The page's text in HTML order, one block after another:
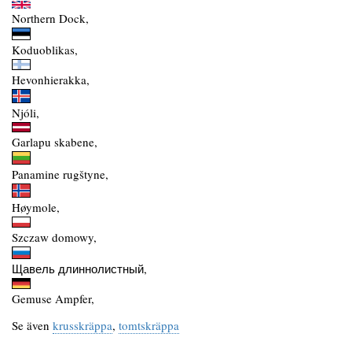
Northern Dock,
Koduoblikas,
Hevonhierakka,
Njóli,
Garlapu skabene,
Panamine rugštyne,
Høymole,
Szczaw domowy,
Щавель длиннолистный,
Gemuse Ampfer,
Se även krusskräppa, tomtskräppa